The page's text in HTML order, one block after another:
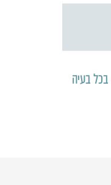
בכל בעיה